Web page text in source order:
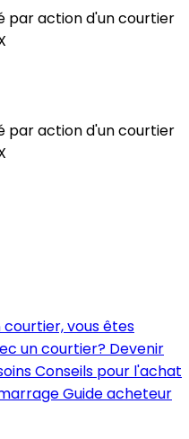
par action d'un courtier
par action d'un courtier
courtier, vous êtes
un courtier? Devenir
Conseils pour l'achat
Guide acheteur